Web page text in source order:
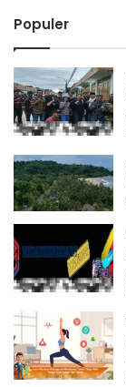
Populer